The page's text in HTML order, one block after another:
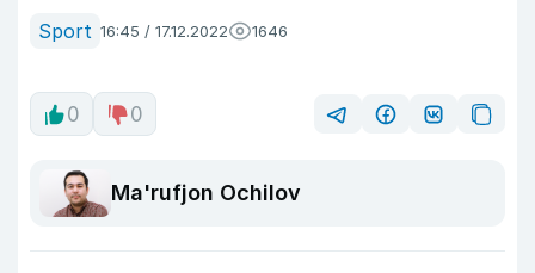
Sport 16:45 / 17.12.2022 1646
0 0
Ma'rufjon Ochilov